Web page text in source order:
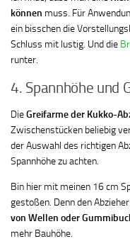
können muss. Für
ein bisschen die
Schluss mit lustig. Und die
runter.
4. Spannhöhe und
DieGreifarme der Kukko-
Zwischenstücken beliebig
der Auswahl des richtigen
Spannhöhe zu achten.
Bin hier mit meinen 16 cm
gestoßen. Denn den
von Wellen oder
mehr Bauhöhe.